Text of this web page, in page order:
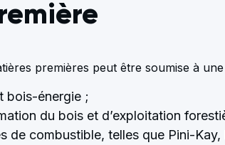
premières peut être soumise à
bois-énergie ;
du bois et d’exploitation
de combustible, telles que Pini-Kay,